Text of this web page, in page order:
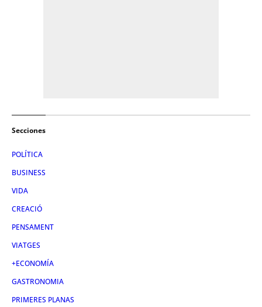
Secciones
POLÍTICA
BUSINESS
VIDA
CREACIÓ
PENSAMENT
VIATGES
+ECONOMÍA
GASTRONOMIA
PRIMERES PLANAS